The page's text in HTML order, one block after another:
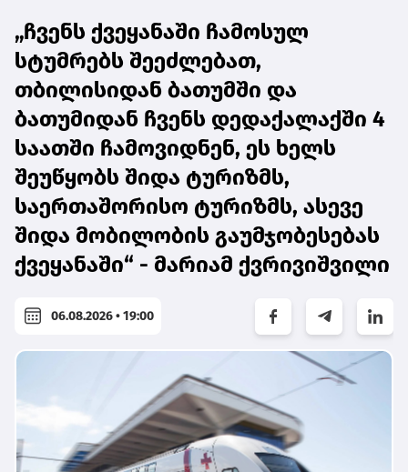
„ჩვენს ქვეყანაში ჩამოსულ
სტუმრებს შეეძლებათ,
თბილისიდან ბათუმში და
ბათუმიდან ჩვენს დედაქალაქში 4
საათში ჩამოვიდნენ, ეს ხელს
შეუწყობს შიდა ტურიზმს,
საერთაშორისო ტურიზმს, ასევე
შიდა მობილობის გაუმჯობესებას
ქვეყანაში“ - მარიამ ქვრივიშვილი
06.08.2026 • 19:00